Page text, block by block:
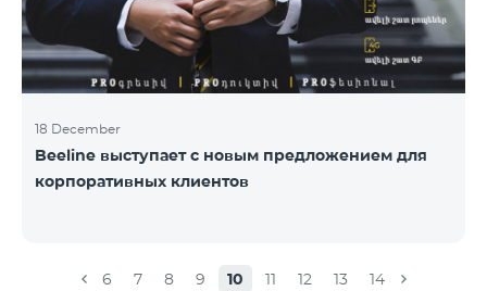
роль PR-специалистов, подчеркнуть важность
обратной
18 December
Beeline выступает с новым предложением для
корпоративных клиентов
6 7 8 9 10 11 12 13 14